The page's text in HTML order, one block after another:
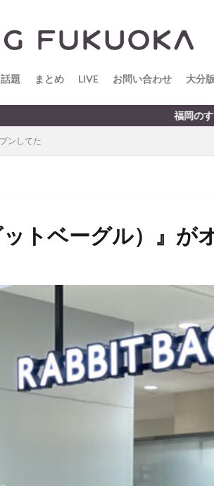
話題 まとめ LIVE お問い合わせ 大分
福岡のすこ〜し気になる話題をお
ンしてた
トベーグル）』が